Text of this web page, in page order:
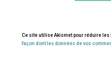
Ce site utilise Akismet pour réduire les
façon dont les données de vos